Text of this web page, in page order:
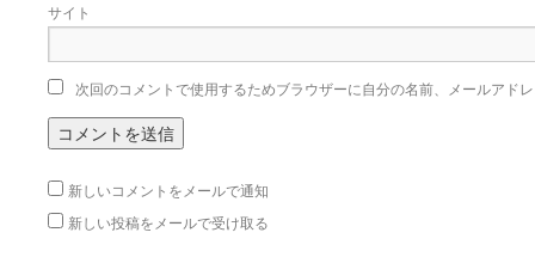
サイト
次回のコメントで使用するためブラウザーに自分の名前、メールアド
新しいコメントをメールで通知
新しい投稿をメールで受け取る